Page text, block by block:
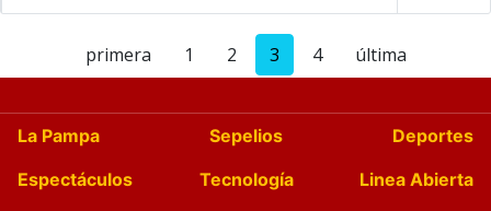
primera 1 2 3 4 última
La Pampa Sepelios
Deportes
Espectáculos
Tecnología
Linea Abierta